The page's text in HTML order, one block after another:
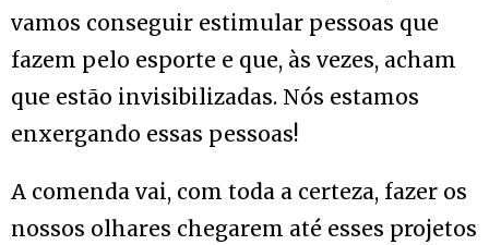
vamos conseguir estimular pessoas que
fazem pelo esporte e que, às vezes, acham
que estão invisibilizadas. Nós estamos
enxergando essas pessoas!
A comenda vai, com toda a certeza, fazer os
nossos olhares chegarem até esses projetos